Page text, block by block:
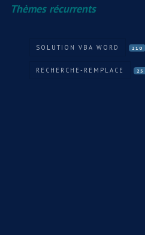
Thèmes récurrents
SOLUTION VBA WORD 210
RECHERCHE-REMPLACE 25